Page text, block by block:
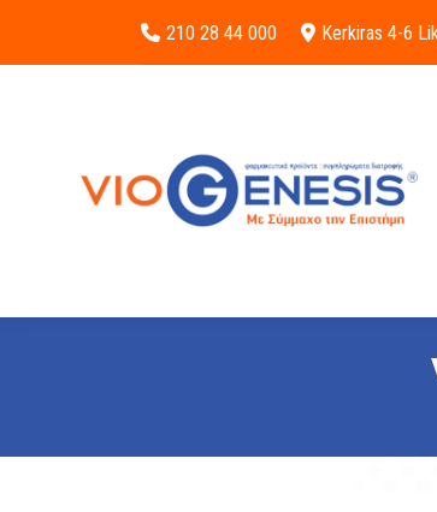
210 28 44 000 Kerkiras 4-6